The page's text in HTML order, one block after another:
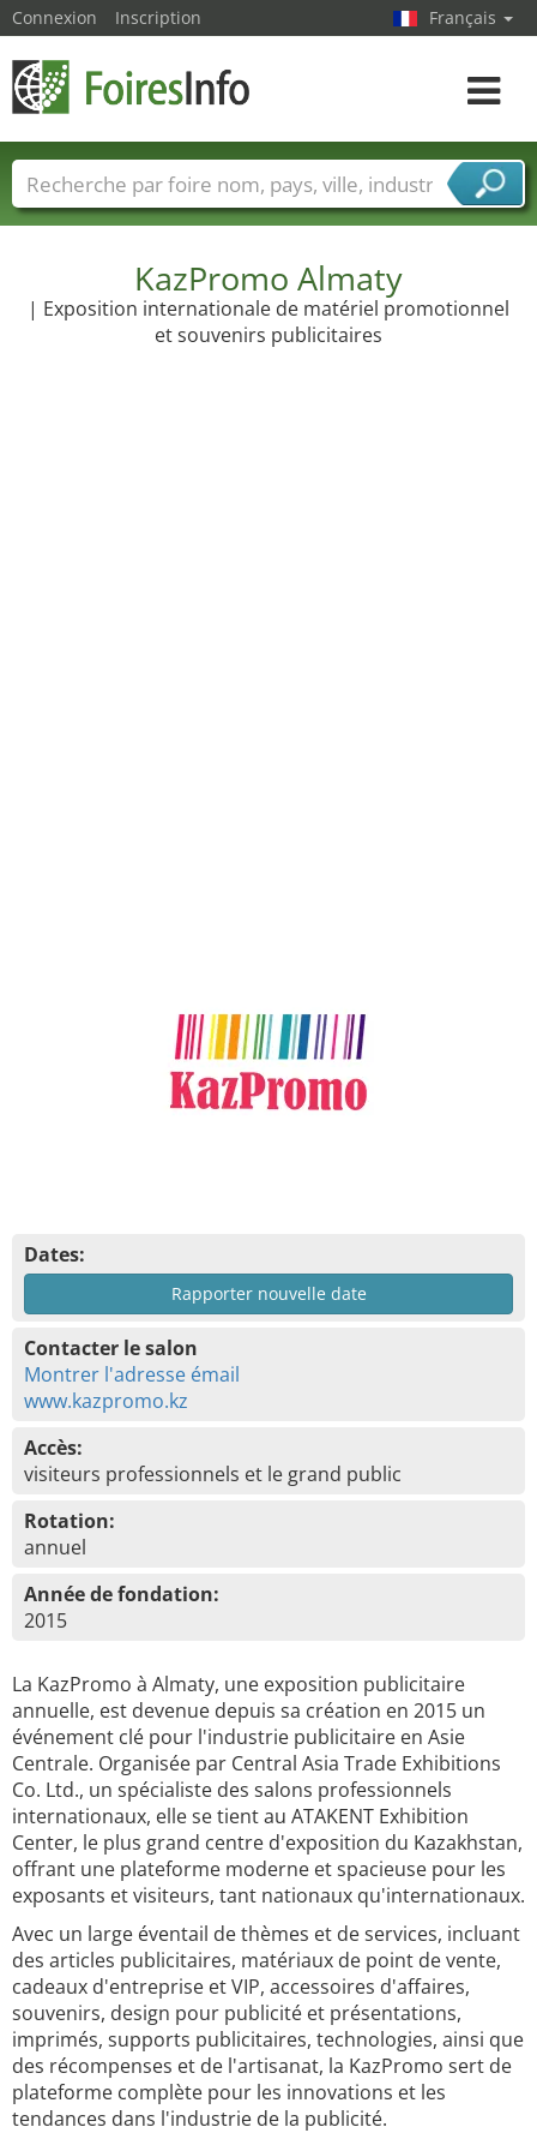
KazPromo Almaty
| Exposition internationale de matériel promotionnel
et souvenirs publicitaires
Dates:
Rapporter nouvelle date
Contacter le salon
Montrer l'adresse émail
www.kazpromo.kz
Accès:
visiteurs professionnels et le grand public
Rotation:
annuel
Année de fondation:
2015
La KazPromo à Almaty, une exposition publicitaire
annuelle, est devenue depuis sa création en 2015 un
événement clé pour l'industrie publicitaire en Asie
Centrale. Organisée par Central Asia Trade Exhibitions
Co. Ltd., un spécialiste des salons professionnels
internationaux, elle se tient au ATAKENT Exhibition
Center, le plus grand centre d'exposition du Kazakhstan,
offrant une plateforme moderne et spacieuse pour les
exposants et visiteurs, tant nationaux qu'internationaux.
Avec un large éventail de thèmes et de services, incluant
des articles publicitaires, matériaux de point de vente,
cadeaux d'entreprise et VIP, accessoires d'affaires,
souvenirs, design pour publicité et présentations,
imprimés, supports publicitaires, technologies, ainsi que
des récompenses et de l'artisanat, la KazPromo sert de
plateforme complète pour les innovations et les
tendances dans l'industrie de la publicité.
Connexion Inscription Français
Toggle
Foire noms Pays Villes
Secteurs de foire